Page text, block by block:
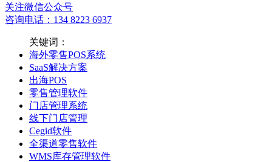
关注微信公众号
咨询电话：134 8223 6937
关键词：
海外零售POS系统
SaaS解决方案
出海POS
零售管理软件
门店管理系统
线下门店管理
Cegid软件
全渠道零售软件
WMS库存管理软件